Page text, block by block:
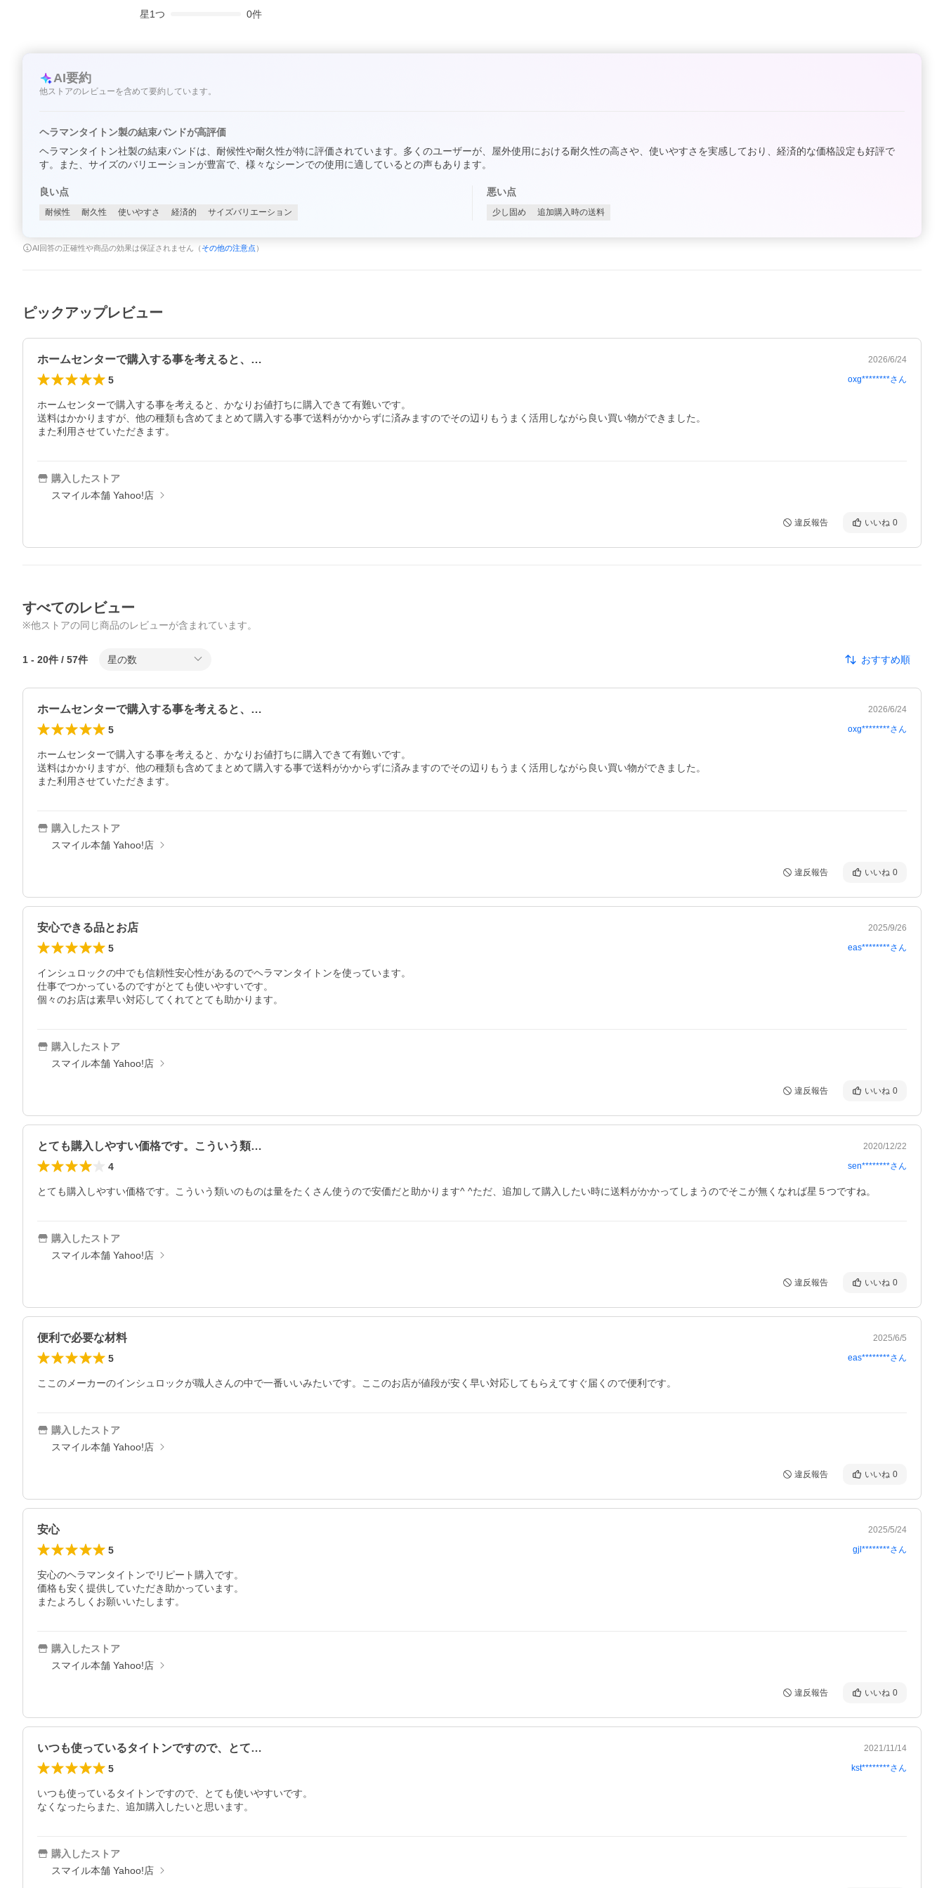
星1つ 0件
AI要約
他ストアのレビューを含めて要約しています。
ヘラマンタイトン製の結束バンドが高評価
ヘラマンタイトン社製の結束バンドは、耐候性や耐久性が特に評価されています。多くのユーザーが、屋外使用における耐久性の高さや、使いやすさを実感しており、経済的な価格設定も好評で
す。また、サイズのバリエーションが豊富で、様々なシーンでの使用に適しているとの声もあります。
良い点
耐候性 耐久性 使いやすさ 経済的 サイズバリエーション
悪い点
少し固め 追加購入時の送料
AI回答の正確性や商品の効果は保証されません（ その他の注意点 ）
ピックアップレビュー
ホームセンターで購入する事を考えると、… 2026/6/24
5 oxg********さん
ホームセンターで購入する事を考えると、かなりお値打ちに購入できて有難いです。
送料はかかりますが、他の種類も含めてまとめて購入する事で送料がかからずに済みますのでその辺りもうまく活用しながら良い買い物ができました。
また利用させていただきます。
購入したストア
スマイル本舗 Yahoo!店
違反報告 いいね 0
すべてのレビュー
※他ストアの同じ商品のレビューが含まれています。
1 - 20件 / 57件 星の数 おすすめ順
ホームセンターで購入する事を考えると、… 2026/6/24
5 oxg********さん
ホームセンターで購入する事を考えると、かなりお値打ちに購入できて有難いです。
送料はかかりますが、他の種類も含めてまとめて購入する事で送料がかからずに済みますのでその辺りもうまく活用しながら良い買い物ができました。
また利用させていただきます。
購入したストア
スマイル本舗 Yahoo!店
違反報告 いいね 0
安心できる品とお店 2025/9/26
5 eas********さん
インシュロックの中でも信頼性安心性があるのでヘラマンタイトンを使っています。
仕事でつかっているのですがとても使いやすいです。
個々のお店は素早い対応してくれてとても助かります。
購入したストア
スマイル本舗 Yahoo!店
違反報告 いいね 0
とても購入しやすい価格です。こういう類… 2020/12/22
4 sen********さん
とても購入しやすい価格です。こういう類いのものは量をたくさん使うので安価だと助かります^ ^ただ、追加して購入したい時に送料がかかってしまうのでそこが無くなれば星５つですね。
購入したストア
スマイル本舗 Yahoo!店
違反報告 いいね 0
便利で必要な材料 2025/6/5
5 eas********さん
ここのメーカーのインシュロックが職人さんの中で一番いいみたいです。ここのお店が値段が安く早い対応してもらえてすぐ届くので便利です。
購入したストア
スマイル本舗 Yahoo!店
違反報告 いいね 0
安心 2025/5/24
5 gjl********さん
安心のヘラマンタイトンでリピート購入です。
価格も安く提供していただき助かっています。
またよろしくお願いいたします。
購入したストア
スマイル本舗 Yahoo!店
違反報告 いいね 0
いつも使っているタイトンですので、とて… 2021/11/14
5 kst********さん
いつも使っているタイトンですので、とても使いやすいです。
なくなったらまた、追加購入したいと思います。
購入したストア
スマイル本舗 Yahoo!店